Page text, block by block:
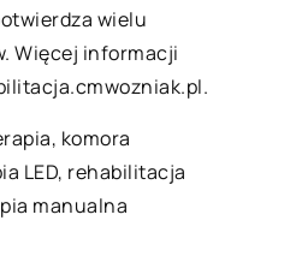
wielu
Więcej informacji
komora
LED, rehabilitacja
manualna